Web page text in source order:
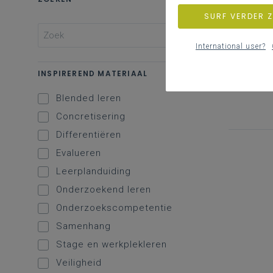
INSPIREREND MATERIAAL
Blended leren
Concretisering
Differentiëren
Evalueren
Leerplanduiding
Onderzoekend leren
Onderzoekscompetentie
Samenhang
Stage en werkplekleren
Veiligheid
SURF VERDER
International user?